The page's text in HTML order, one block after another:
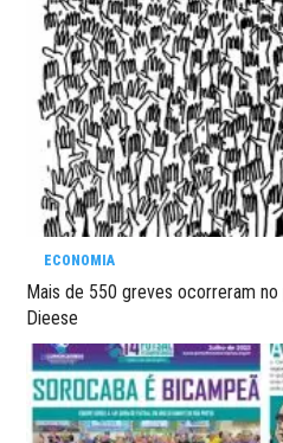
ECONOMIA
Mais de 550 greves ocorreram
Dieese